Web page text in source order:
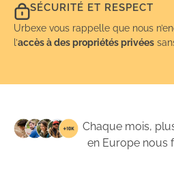
SÉCURITÉ ET RESPECT
Urbexe vous rappelle que nous
l’accès à des propriétés privées
Chaque mois,
en Europe nous